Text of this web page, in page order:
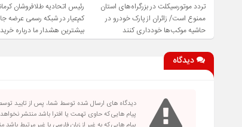
تردد موتورسیکلت در بزرگراه‌های استان
ممنوع است/ زائران از پارک خودرو در
حاشیه موکب‌ها خودداری کنند
رئیس اتحادیه طلافروشان
کم‌عیار در شبکه رسمی عرضه
بیشترین هشدار ما درباره خرید
فاقد صلاحیت است
دیدگاه
دیدگاه های ارسال شده توسط شما، پس از تایید
پیام هایی که حاوی تهمت یا افترا باشد منتشر